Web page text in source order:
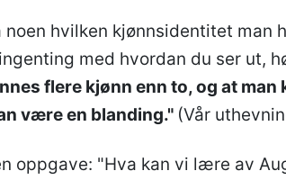
hvilken kjønnsidentitet man
med hvordan du ser ut,
flere kjønn enn to, og at man
være en blanding." (Vår
oppgave: "Hva kan vi lære av